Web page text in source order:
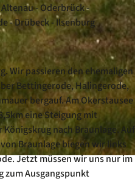
- Oderbrück -
- Drübeck - Ilsenburg
Wir passieren den ehemaligen
Bettingerode, Halingerode,
bergauf. Am Okerstausee
eine Steigung mit
nach Braunlage. Auf
Braunlage biegen wir links
Jetzt müssen wir uns nur im
zum Ausgangspunkt